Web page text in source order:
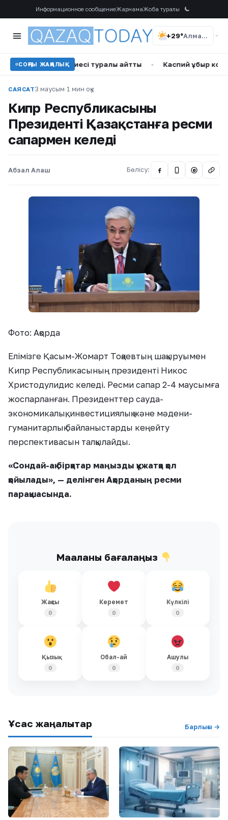
Информационное сообщениеЖарнамаЖоба туралы
+29° Алматы
СОҢҒЫ ЖАҢАЛЫҚ
тәрбиесі туралы айтты • Каспий құбыр консорциумы
САЯСАТ3 маусым·1 мин оқу
Кипр Республикасының
Президенті Қазақстанға ресми
сапармен келеді
Абзал Алаш Бөлісу: @
Фото: Ақорда
Елімізге Қасым-Жомарт Тоқаевтың шақыруымен
Кипр Республикасының президенті Никос
Христодулидис келеді. Ресми сапар 2-4 маусымға
жоспарланған. Президенттер сауда-
экономикалық, инвестициялық және мәдени-
гуманитарлық байланыстарды кеңейту
перспективасын талқылайды.
«Сондай-ақ бірқатар маңызды құжатқа қол
қойылады», — делінген Ақорданың ресми
парақшасында.
Мақаланы бағалаңыз
Жақсы
0
Керемет
0
Күлкілі
0
Қызық
0
Обал-ай
0
Ашулы
0
Ұқсас жаңалықтар Барлығы →